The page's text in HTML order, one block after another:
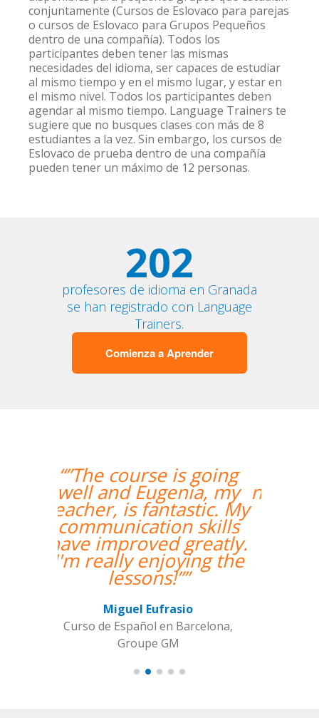
conjuntamente (Cursos de Eslovaco para parejas
o cursos de Eslovaco para Grupos Pequeños
dentro de una compañía). Todos los
participantes deben tener las mismas
necesidades del idioma, ser capaces de estudiar
al mismo tiempo y en el mismo lugar, y estar en
el mismo nivel. Todos los participantes deben
agendar al mismo tiempo. Language Trainers te
sugiere que no busques clases con más de 8
estudiantes a la vez. Sin embargo, los cursos de
Eslovaco de prueba dentro de una compañía
pueden tener un máximo de 12 personas.
202
profesores de idioma en Granada
se han registrado con Language
Trainers.
Comienza a Aprender
“”Hemos realizado
nuestra primera clase y
estamos muy
contentos. Nuestra
profesora es una
mujer encantadora,
que nos ha dado una
entretenida.””
Alba Fuertes Simón